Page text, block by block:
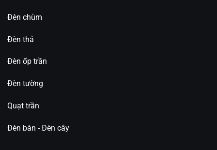
Đèn chùm
Đèn thả
Đèn ốp trần
Đèn tường
Quạt trần
Đèn bàn - Đèn cây